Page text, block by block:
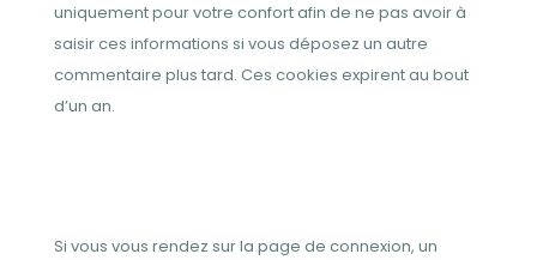
uniquement pour votre confort afin de ne pas avoir à
saisir ces informations si vous déposez un autre
commentaire plus tard. Ces cookies expirent au bout
d’un an.
Si vous vous rendez sur la page de connexion, un